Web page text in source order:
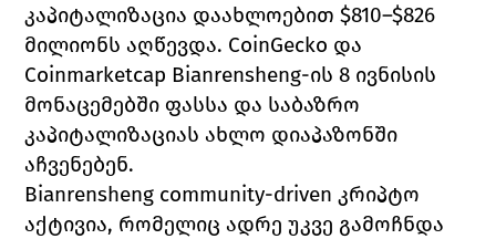
კაპიტალიზაცია დაახლოებით $810–$826
მილიონს აღწევდა. CoinGecko და
Coinmarketcap Bianrensheng-ის 8 ივნისის
მონაცემებში ფასსა და საბაზრო
კაპიტალიზაციას ახლო დიაპაზონში
აჩვენებენ.
Bianrensheng community-driven კრიპტო
აქტივია, რომელიც ადრე უკვე გამოჩნდა